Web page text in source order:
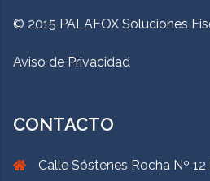
© 2015 PALAFOX Soluciones
Aviso de Privacidad
CONTACTO
Calle Sóstenes Rocha Nº